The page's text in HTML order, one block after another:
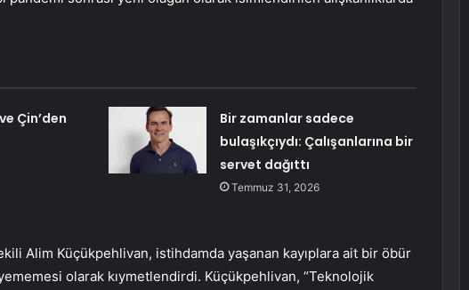
Çin’den
Bir zamanlar sadece
bulaşıkçıydı: Çalışanlarına bir
servet dağıttı
Temmuz 31, 2026
Alim Küçükpehlivan, istihdamda yaşanan kayıplara ait bir öbür
olarak kıymetlendirdi. Küçükpehlivan, “Teknolojik